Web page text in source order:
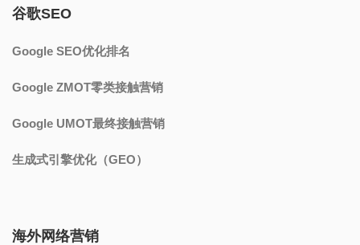
谷歌SEO
Google SEO优化排名
Google ZMOT零类接触营销
Google UMOT最终接触营销
生成式引擎优化（GEO）
海外网络营销